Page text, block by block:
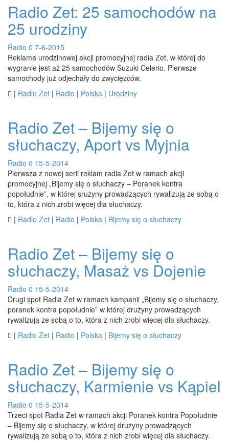
Radio Zet: 25 samochodów na
25 urodziny
Radio 0 7-6-2015
Reklama urodzinowej akcji promocyjnej radia Zet, w której do
wygranie jest aż 25 samochodów Suzuki Celerio. Pierwsze
samochody już odjechały do zwycięzców.
 | Radio Zet | Radio | Polska | Urodziny
Radio Zet – Bijemy się o
słuchaczy, Aport vs Myjnia
Radio 0 15-5-2014
Pierwsza z nowej serii reklam radia Zet w ramach akcji
promocyjnej „Bijemy się o słuchaczy – Poranek kontra
popołudnie”, w której srużyny prowadzących rywalizują ze sobą o
to, która z nich zrobi więcej dla słuchaczy.
 | Radio Zet | Radio | Polska | Bijemy się o słuchaczy
Radio Zet – Bijemy się o
słuchaczy, Masaż vs Dojenie
Radio 0 15-5-2014
Drugi spot Radia Zet w ramach kampanii „Bijemy się o słuchaczy,
poranek kontra popołudnie” w której drużyny prowadzących
rywalizują ze sobą o to, która z nich zrobi więcej dla słuchaczy.
 | Radio Zet | Radio | Polska | Bijemy się o słuchaczy
Radio Zet – Bijemy się o
słuchaczy, Karmienie vs Kąpiel
Radio 0 15-5-2014
Trzeci spot Radia Zet w ramach akcji Poranek kontra Popołudnie
– Bijemy się o słuchaczy, w której drużyny prowadzących
rywalizują ze sobą o to, która z nich zrobi więcej dla słuchaczy.